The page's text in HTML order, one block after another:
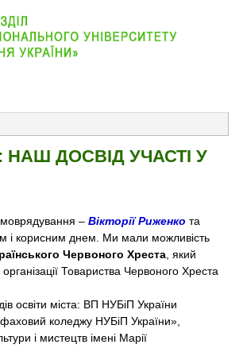
НАШ ДОСВІД УЧАСТІ У
– Вікторії Риженко та
і корисним днем. Ми мали можливість
Червоного Хреста , який
організації Товариства Червоного Хреста
освіти міста: ВП НУБіП України
коледжу НУБіП України»,
і мистецтв імені Марії